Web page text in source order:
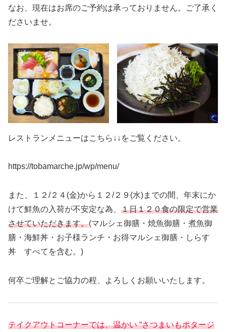
なお、現在はお席のご予約は承っておりません。ご了承く
ださいませ。
レストランメニューはこちら↓↓をご覧ください。
https://tobamarche.jp/wp/menu/
また、１２/２４(金)から１２/２９(水)までの間、年末にか
けて鮮魚の入荷が不安定な為、 １日１２０食の限定で営業
させていただきます。(マルシェ御膳・焼魚御膳・煮魚御
膳・海鮮丼・お子様ランチ・お得マルシェ御膳・しらす
丼 すべてを含む。)
何卒ご理解とご協力の程、よろしくお願いいたします。
テイクアウトコーナーでは、温かい “さつまいもポタージ